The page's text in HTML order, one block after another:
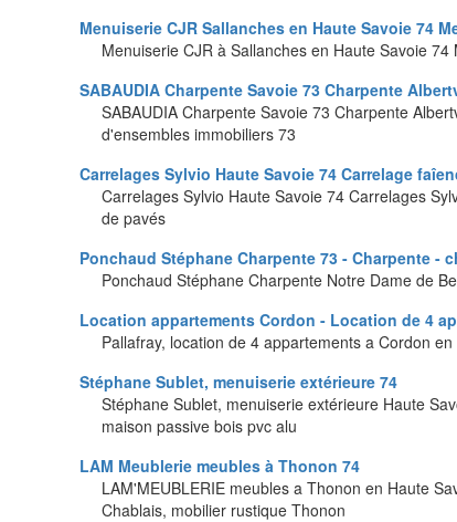
Menuiserie CJR Sallanches en Haute Savoie 74
Menuiserie CJR à Sallanches en Haute Savoie
SABAUDIA Charpente Savoie 73 Charpente
SABAUDIA Charpente Savoie 73 Charpente
d'ensembles immobiliers 73
Carrelages Sylvio Haute Savoie 74 Carrelage
Carrelages Sylvio Haute Savoie 74 Carrelages
de pavés
Ponchaud Stéphane Charpente 73 - Charpente -
Ponchaud Stéphane Charpente Notre Dame de
Location appartements Cordon - Location de 4
Pallafray, location de 4 appartements a Cordon
Stéphane Sublet, menuiserie extérieure 74
Stéphane Sublet, menuiserie extérieure Haute
maison passive bois pvc alu
LAM Meublerie meubles à Thonon 74
LAM'MEUBLERIE meubles a Thonon en Haute
Chablais, mobilier rustique Thonon